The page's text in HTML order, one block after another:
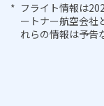
フライト情報は
ートナー航空会社
れらの情報は予告